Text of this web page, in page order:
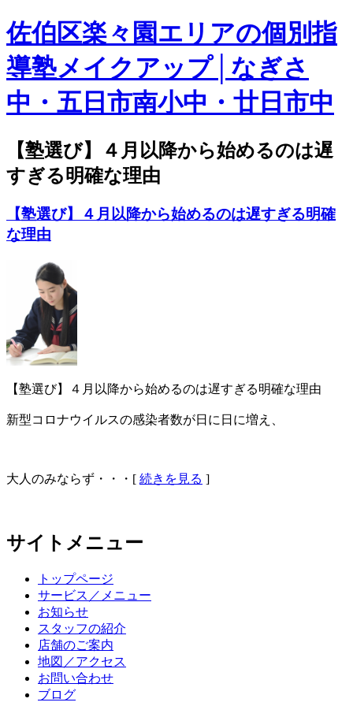
佐伯区楽々園エリアの個別指
導塾メイクアップ│なぎさ
中・五日市南小中・廿日市中
【塾選び】４月以降から始めるのは遅
すぎる明確な理由
【塾選び】４月以降から始めるのは遅すぎる明確
な理由
【塾選び】４月以降から始めるのは遅すぎる明確な理由
新型コロナウイルスの感染者数が日に日に増え、
大人のみならず・・・[ 続きを見る ]
サイトメニュー
トップページ
サービス／メニュー
お知らせ
スタッフの紹介
店舗のご案内
地図／アクセス
お問い合わせ
ブログ